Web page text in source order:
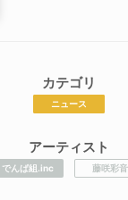
カテゴリ
ニュース
アーティスト
でんぱ組.inc 藤咲彩音